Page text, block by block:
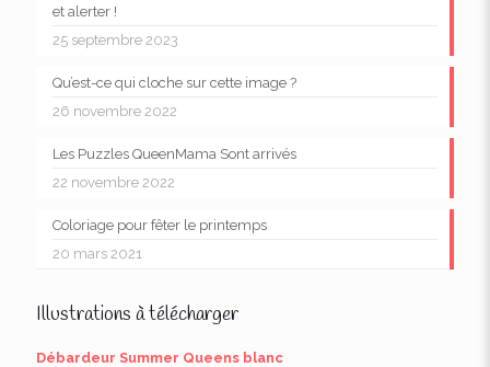
et alerter !
25 septembre 2023
Qu’est-ce qui cloche sur cette image ?
26 novembre 2022
Les Puzzles QueenMama Sont arrivés
22 novembre 2022
Coloriage pour fêter le printemps
20 mars 2021
Illustrations à télécharger
Débardeur Summer Queens blanc